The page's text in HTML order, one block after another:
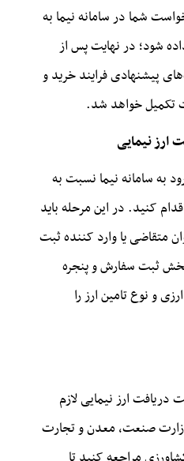
شما در سامانه نیما به
شود؛ در نهایت پس از
پیشنهادی فرایند خرید و
تکمیل خواهد شد.
ارز نیمایی
به سامانه نیما نسبت به
کنید. در این مرحله باید
متقاضی یا وارد کننده ثبت
ثبت سفارش و پنجره
و نوع تامین ارز را
ارز نیمایی لازم
صنعت، معدن و تجارت